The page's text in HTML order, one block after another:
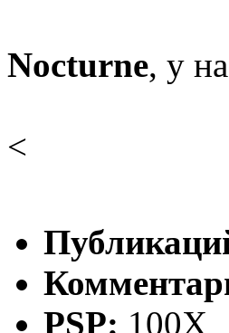
Nocturne, у
<
PSP: 100X